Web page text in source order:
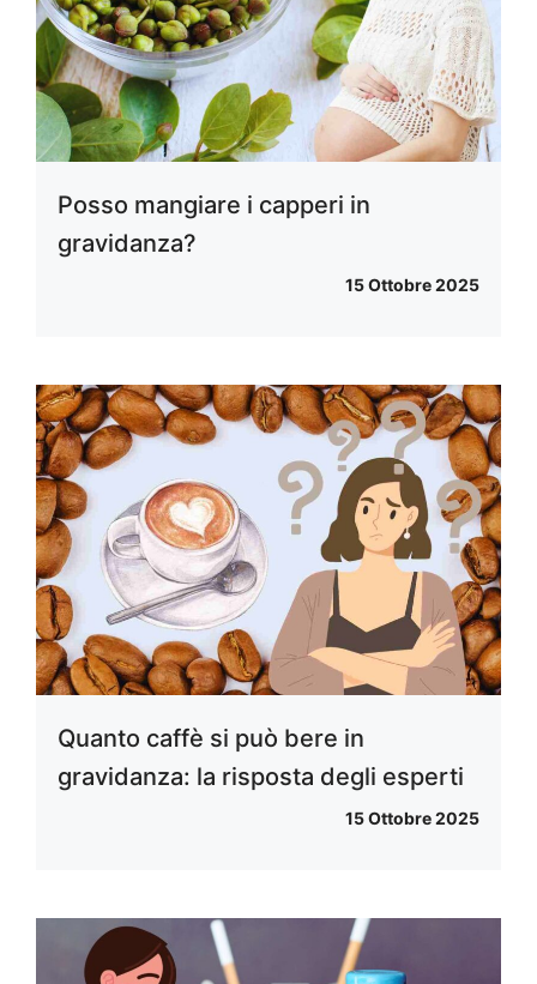
Posso mangiare i capperi in
gravidanza?
15 Ottobre 2025
Quanto caffè si può bere in
gravidanza: la risposta degli esperti
15 Ottobre 2025